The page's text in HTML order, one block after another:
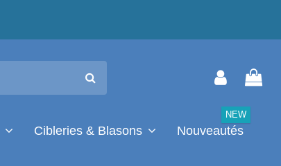
Cibleries & Blasons Nouveautés
NEW